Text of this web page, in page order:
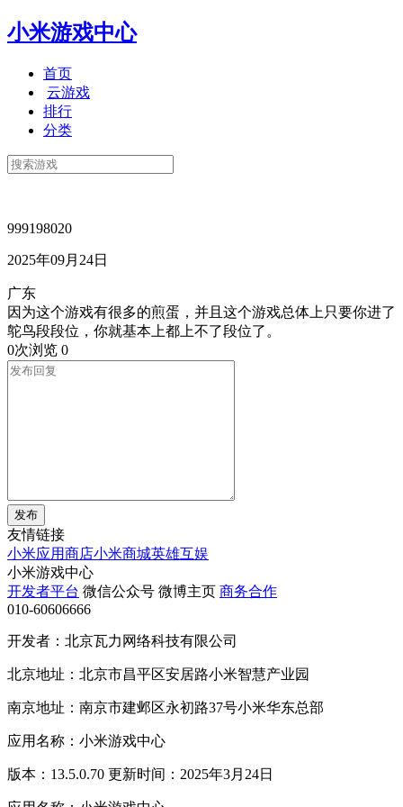
小米游戏中心
首页
云游戏
排行
分类
999198020
2025年09月24日
广东
因为这个游戏有很多的煎蛋，并且这个游戏总体上只要你进了
鸵鸟段段位，你就基本上都上不了段位了。
0次浏览 0
发布
友情链接
小米应用商店小米商城英雄互娱
小米游戏中心
开发者平台 微信公众号 微博主页 商务合作
010-60606666
开发者：北京瓦力网络科技有限公司
北京地址：北京市昌平区安居路小米智慧产业园
南京地址：南京市建邺区永初路37号小米华东总部
应用名称：小米游戏中心
版本：13.5.0.70 更新时间：2025年3月24日